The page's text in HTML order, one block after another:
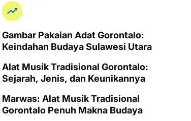
Gambar Pakaian Adat Gorontalo:
Keindahan Budaya Sulawesi Utara
Alat Musik Tradisional Gorontalo:
Sejarah, Jenis, dan Keunikannya
Marwas: Alat Musik Tradisional
Gorontalo Penuh Makna Budaya